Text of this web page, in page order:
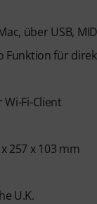
über USB,
Funktion für
Fi-Client
257 x 103 mm
U.K.